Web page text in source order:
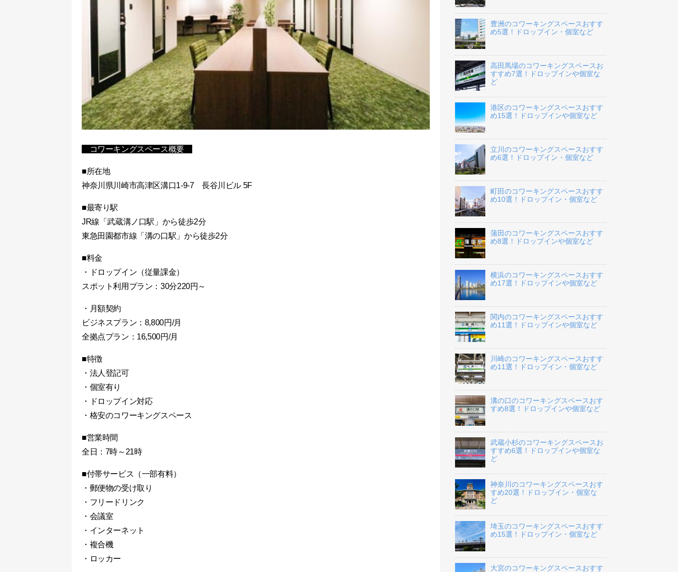
コワーキングスペース概要
■所在地
神奈川県川崎市高津区溝口1-9-7 長谷川ビル 5F
■最寄り駅
JR線「武蔵溝ノ口駅」から徒歩2分
東急田園都市線「溝の口駅」から徒歩2分
■料金
・ドロップイン（従量課金）
スポット利用プラン：30分220円～
・月額契約
ビジネスプラン：8,800円/月
全拠点プラン：16,500円/月
■特徴
・法人登記可
・個室有り
・ドロップイン対応
・格安のコワーキングスペース
■営業時間
全日：7時～21時
■付帯サービス（一部有料）
・郵便物の受け取り
・フリードリンク
・会議室
・インターネット
・複合機
・ロッカー
豊洲のコワーキングスペースおすす
め5選！ドロップイン・個室など
高田馬場のコワーキングスペースお
すすめ7選！ドロップインや個室な
ど
港区のコワーキングスペースおすす
め15選！ドロップインや個室など
立川のコワーキングスペースおすす
め6選！ドロップイン・個室など
町田のコワーキングスペースおすす
め10選！ドロップイン・個室など
蒲田のコワーキングスペースおすす
め8選！ドロップインや個室など
横浜のコワーキングスペースおすす
め17選！ドロップインや個室など
関内のコワーキングスペースおすす
め11選！ドロップインや個室など
川崎のコワーキングスペースおすす
め11選！ドロップイン・個室など
溝の口のコワーキングスペースおす
すめ8選！ドロップインや個室など
武蔵小杉のコワーキングスペースお
すすめ6選！ドロップインや個室な
ど
神奈川のコワーキングスペースおす
すめ20選！ドロップイン・個室な
ど
埼玉のコワーキングスペースおすす
め15選！ドロップイン・個室など
大宮のコワーキングスペースおすす